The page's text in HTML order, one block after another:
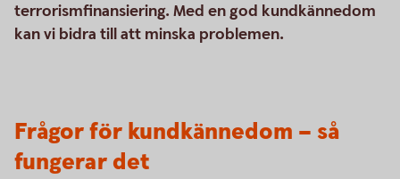
terrorismfinansiering. Med en god kundkännedom
kan vi bidra till att minska problemen.
Frågor för kundkännedom – så
fungerar det